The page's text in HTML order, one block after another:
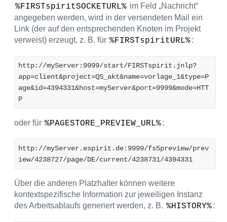
%FIRSTspiritSOCKETURL% im Feld „Nachricht“
angegeben werden, wird in der versendeten Mail ein
Link (der auf den entsprechenden Knoten im Projekt
verweist) erzeugt, z. B. für %FIRSTspiritURL%:
http://myServer:9999/start/FIRSTspirit.jnlp?
app=client&project=QS_akt&name=vorlage_1&type=P
age&id=4394331&host=myServer&port=9999&mode=HTT
P
oder für %PAGESTORE_PREVIEW_URL%:
http://myServer.espirit.de:9999/fs5preview/prev
iew/4238727/page/DE/current/4238731/4394331
Über die anderen Platzhalter können weitere
kontextspezifische Information zur jeweiligen Instanz
des Arbeitsablaufs generiert werden, z. B. %HISTORY%: